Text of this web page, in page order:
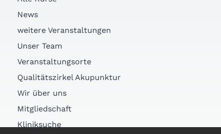
News
weitere Veranstaltungen
Unser Team
Veranstaltungsorte
Qualitätszirkel Akupunktur
Wir über uns
Mitgliedschaft
Kliniksuche